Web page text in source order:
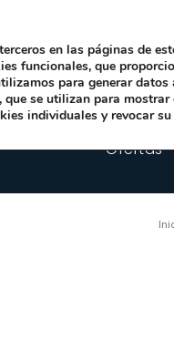
Ofertas
en las páginas de
funcionales, que
para generar datos
se utilizan para
individuales y revocar